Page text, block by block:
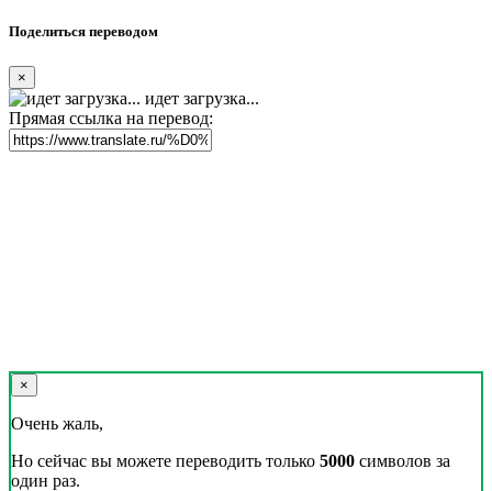
Поделиться переводом
×
идет загрузка...
Прямая ссылка на перевод:
×
Очень жаль,
Но сейчас вы можете переводить только 5000 символов за
один раз.